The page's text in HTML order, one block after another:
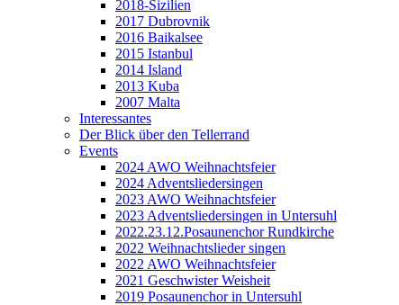
2018-Sizilien
2017 Dubrovnik
2016 Baikalsee
2015 Istanbul
2014 Island
2013 Kuba
2007 Malta
Interessantes
Der Blick über den Tellerrand
Events
2024 AWO Weihnachtsfeier
2024 Adventsliedersingen
2023 AWO Weihnachtsfeier
2023 Adventsliedersingen in Untersuhl
2022.23.12.Posaunenchor Rundkirche
2022 Weihnachtslieder singen
2022 AWO Weihnachtsfeier
2021 Geschwister Weisheit
2019 Posaunenchor in Untersuhl